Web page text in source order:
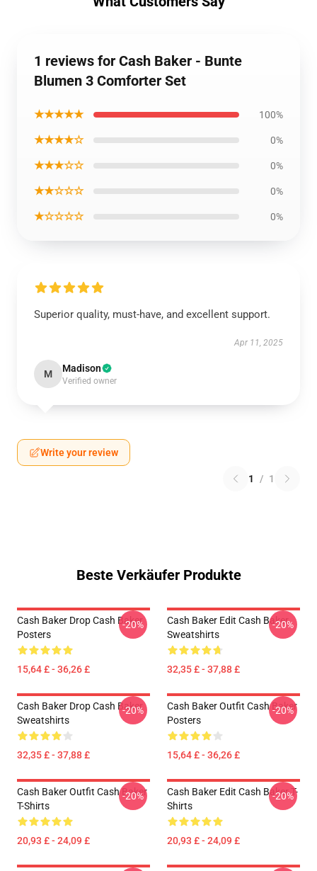
1 reviews for Cash Baker - Bunte
Blumen 3 Comforter Set
★★★★★ 100%
★★★★☆ 0%
★★★☆☆ 0%
★★☆☆☆ 0%
★☆☆☆☆ 0%
Superior quality, must-have, and excellent support.
Apr 11, 2025
M Madison
Verified owner
Write your review
1 / 1
Beste Verkäufer Produkte
Cash Baker Drop Cash Baker
Posters
15,64 £ - 36,26 £
-20%
Cash Baker Edit Cash Baker
Sweatshirts
32,35 £ - 37,88 £
-20%
Cash Baker Drop Cash Baker
Sweatshirts
32,35 £ - 37,88 £
-20%
Cash Baker Outfit Cash Baker
Posters
15,64 £ - 36,26 £
-20%
Cash Baker Outfit Cash Baker
T-Shirts
20,93 £ - 24,09 £
-20%
Cash Baker Edit Cash Baker T-
Shirts
20,93 £ - 24,09 £
-20%